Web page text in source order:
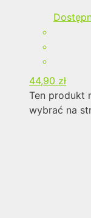
44,90 zł
Ten produkt
wybrać na